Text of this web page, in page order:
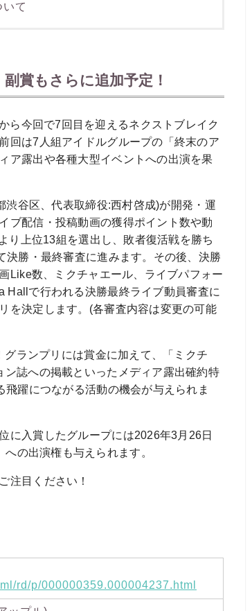
て
賞もさらに追加予定！
ら今回で7回目を迎えるネクストブレイク
回は7⼈組アイドルグループの「終末のア
ア露出や各種大型イベントへの出演を果
谷区、代表取締役:西村啓成)が開発・運
ブ配信・投稿動画の獲得ポイント数や動
り上位13組を選出し、敗者復活戦を勝ち
勝・最終審査に進みます。その後、決勝
Like数、ミクチャエール、ライブパフォー
で行われる決勝最終ライブ動員審査に
を決定します。(各審査内容は変更の可能
ランプリには賞金に加えて、「ミクチ
誌への掲載といったメディア露出確約特
飛躍につながる活動の機会が与えられま
に入賞したグループには2026年3月26日
の出演権も与えられます。
注目ください！
rd/p/000000359.000004237.html